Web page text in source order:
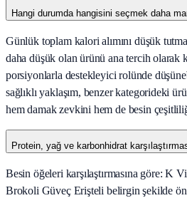
Hangi durumda hangisini seçmek daha
Günlük toplam kalori alımını düşük
daha düşük olan ürünü ana tercih olarak
porsiyonlarla destekleyici rolünde
sağlıklı yaklaşım, benzer kategorideki
hem damak zevkini hem de besin
Protein, yağ ve karbonhidrat
Besin öğeleri karşılaştırmasına göre: K
Brokoli Güveç Erişteli belirgin şekilde